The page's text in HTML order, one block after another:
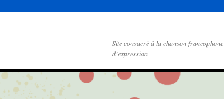
Site consacré à la chanson francophone
d’expression